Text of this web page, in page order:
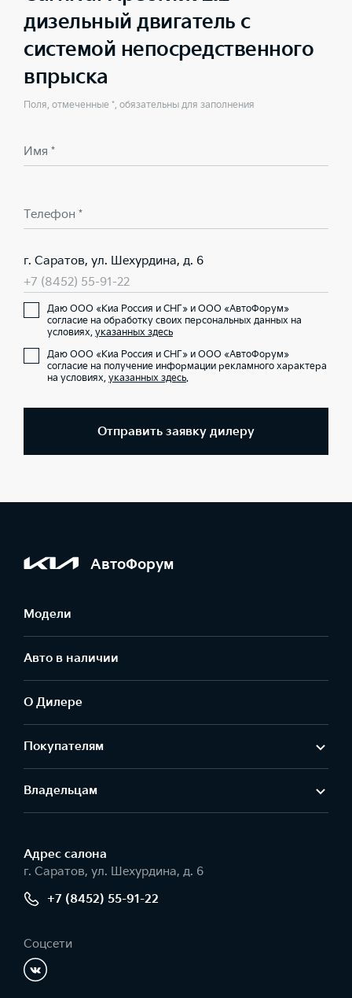
дизельный двигатель с
системой непосредственного
впрыска
Поля, отмеченные *, обязательны для заполнения
Имя *
Телефон *
г. Саратов, ул. Шехурдина, д. 6
+7 (8452) 55-91-22
Даю ООО «Киа Россия и СНГ» и ООО «АвтоФорум»
согласие на обработку своих персональных данных на
условиях, указанных здесь
Даю ООО «Киа Россия и СНГ» и ООО «АвтоФорум»
согласие на получение информации рекламного характера
на условиях, указанных здесь.
Отправить заявку дилеру
АвтоФорум
Модели
Авто в наличии
О Дилере
Покупателям
Владельцам
Адрес салонa
г. Саратов, ул. Шехурдина, д. 6
+7 (8452) 55-91-22
Соцсети